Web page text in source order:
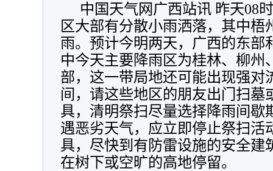
中国天气网广西站讯 昨天08
区大部有分散小雨洒落，其中梧
雨。预计今明两天，广西的东部
中今天主要降雨区为桂林、柳州
部，这一带局地还可能出现强对
间，请这些地区的朋友出门扫墓
具，清明祭扫尽量选择降雨间歇
遇恶劣天气，应立即停止祭扫活
具，尽快到有防雷设施的安全建
在树下或空旷的高地停留。